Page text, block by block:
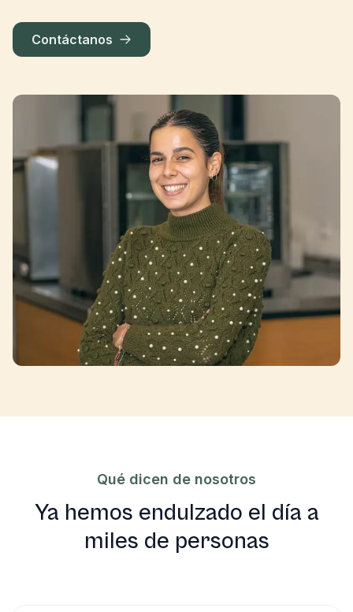
Contáctanos
Qué dicen de nosotros
Ya hemos endulzado el día a
miles de personas